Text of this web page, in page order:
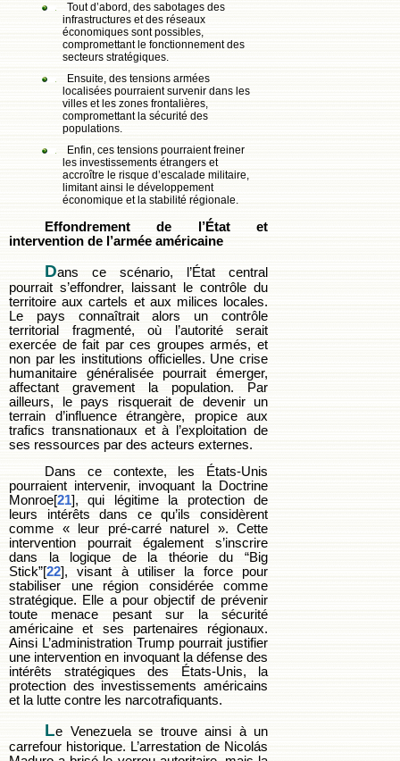
Tout d’abord, des sabotages des
infrastructures et des réseaux
économiques sont possibles,
compromettant le fonctionnement des
secteurs stratégiques.
Ensuite, des tensions armées
localisées pourraient survenir dans les
villes et les zones frontalières,
compromettant la sécurité des
populations.
Enfin, ces tensions pourraient freiner
les investissements étrangers et
accroître le risque d’escalade militaire,
limitant ainsi le développement
économique et la stabilité régionale.
Effondrement de l’État et
intervention de l’armée américaine
Dans ce scénario, l’État central
pourrait s’effondrer, laissant le contrôle du
territoire aux cartels et aux milices locales.
Le pays connaîtrait alors un contrôle
territorial fragmenté, où l’autorité serait
exercée de fait par ces groupes armés, et
non par les institutions officielles. Une crise
humanitaire généralisée pourrait émerger,
affectant gravement la population. Par
ailleurs, le pays risquerait de devenir un
terrain d’influence étrangère, propice aux
trafics transnationaux et à l’exploitation de
ses ressources par des acteurs externes.
Dans ce contexte, les États-Unis
pourraient intervenir, invoquant la Doctrine
Monroe[21], qui légitime la protection de
leurs intérêts dans ce qu’ils considèrent
comme « leur pré-carré naturel ». Cette
intervention pourrait également s’inscrire
dans la logique de la théorie du “Big
Stick”[22], visant à utiliser la force pour
stabiliser une région considérée comme
stratégique. Elle a pour objectif de prévenir
toute menace pesant sur la sécurité
américaine et ses partenaires régionaux.
Ainsi L’administration Trump pourrait justifier
une intervention en invoquant la défense des
intérêts stratégiques des États-Unis, la
protection des investissements américains
et la lutte contre les narcotrafiquants.
Le Venezuela se trouve ainsi à un
carrefour historique. L’arrestation de Nicolás